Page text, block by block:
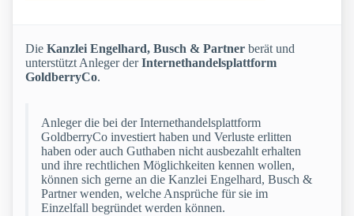
Die Kanzlei Engelhard, Busch & Partner berät und
unterstützt Anleger derInternethandelsplattform
GoldberryCo.
Anleger die bei der Internethandelsplattform
GoldberryCo investiert haben und Verluste erlitten
haben oder auch Guthaben nicht ausbezahlt erhalten
und ihre rechtlichen Möglichkeiten kennen wollen,
können sich gerne an die Kanzlei Engelhard, Busch &
Partner wenden, welche Ansprüche für sie im
Einzelfall begründet werden können.